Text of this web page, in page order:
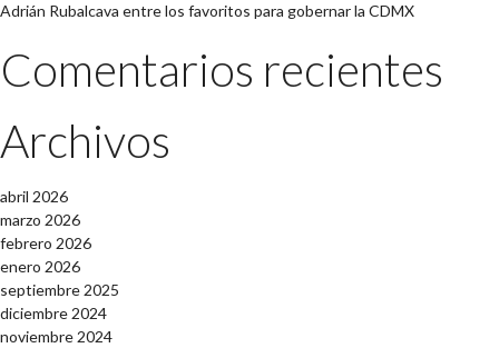
Adrián Rubalcava entre los favoritos para gobernar la CDMX
Comentarios recientes
Archivos
abril 2026
marzo 2026
febrero 2026
enero 2026
septiembre 2025
diciembre 2024
noviembre 2024